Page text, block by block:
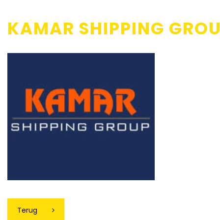
KAMAR SHIPPING
Terug